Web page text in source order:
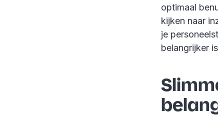
optimaal
kijken naar
je
belangrijker